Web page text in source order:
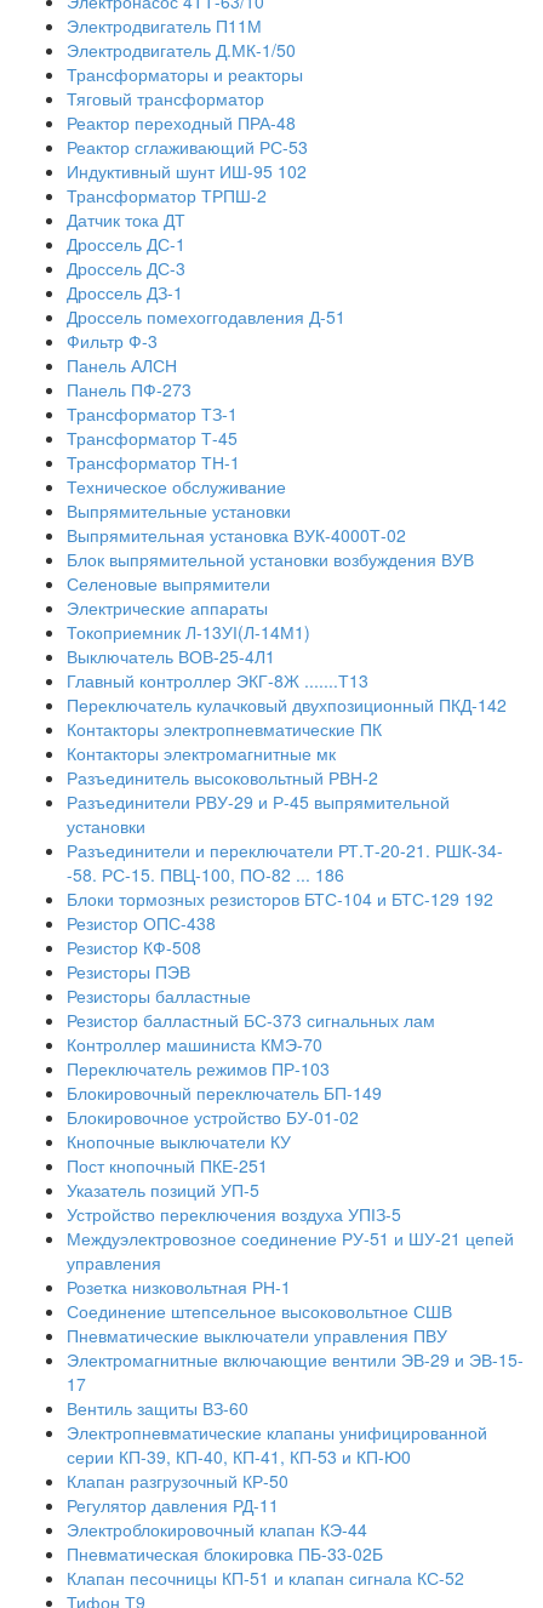
Электродвигатель П11М
Электродвигатель Д.МК-1/50
Трансформаторы и реакторы
Тяговый трансформатор
Реактор переходный ПРА-48
Реактор сглаживающий РС-53
Индуктивный шунт ИШ-95 102
Трансформатор ТРПШ-2
Датчик тока ДТ
Дроссель ДС-1
Дроссель ДС-3
Дроссель ДЗ-1
Дроссель помехоггодавления Д-51
Фильтр Ф-3
Панель АЛСН
Панель ПФ-273
Трансформатор ТЗ-1
Трансформатор Т-45
Трансформатор ТН-1
Техническое обслуживание
Выпрямительные установки
Выпрямительная установка ВУК-4000Т-02
Блок выпрямительной установки возбуждения ВУВ
Селеновые выпрямители
Электрические аппараты
Токоприемник Л-13УІ(Л-14М1)
Выключатель ВОВ-25-4Л1
Главный контроллер ЭКГ-8Ж .......Т13
Переключатель кулачковый двухпозиционный ПКД-142
Контакторы электропневматические ПК
Контакторы электромагнитные мк
Разъединитель высоковольтный РВН-2
Разъединители РВУ-29 и Р-45 выпрямительной
установки
Разъединители и переключатели РТ.Т-20-21. РШК-34-
-58. РС-15. ПВЦ-100, ПО-82 ... 186
Блоки тормозных резисторов БТС-104 и БТС-129 192
Резистор ОПС-438
Резистор КФ-508
Резисторы ПЭВ
Резисторы балластные
Резистор балластный БС-373 сигнальных лам
Контроллер машиниста КМЭ-70
Переключатель режимов ПР-103
Блокировочный переключатель БП-149
Блокировочное устройство БУ-01-02
Кнопочные выключатели КУ
Пост кнопочный ПКЕ-251
Указатель позиций УП-5
Устройство переключения воздуха УПІЗ-5
Междуэлектровозное соединение РУ-51 и ШУ-21 цепей
управления
Розетка низковольтная РН-1
Соединение штепсельное высоковольтное СШВ
Пневматические выключатели управления ПВУ
Электромагнитные включающие вентили ЭВ-29 и ЭВ-15-
17
Вентиль защиты ВЗ-60
Электропневматические клапаны унифицированной
серии КП-39, КП-40, КП-41, КП-53 и КП-Ю0
Клапан разгрузочный КР-50
Регулятор давления РД-11
Электроблокировочный клапан КЭ-44
Пневматическая блокировка ПБ-33-02Б
Клапан песочницы КП-51 и клапан сигнала КС-52
Тифон Т9